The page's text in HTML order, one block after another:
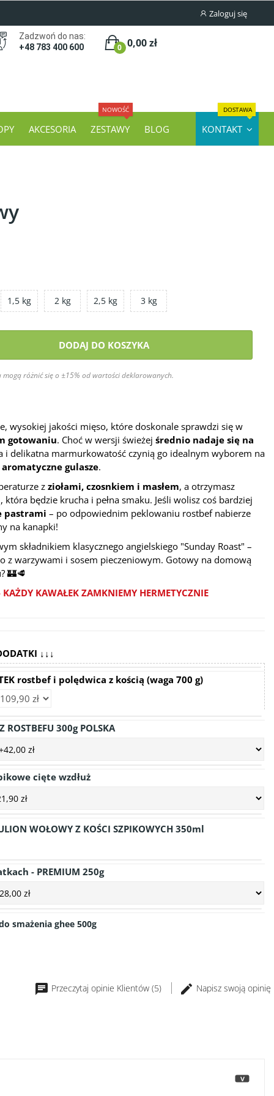
Zaloguj się
Zadzwoń do nas:
+48 783 400 600
0,00 zł
0
AKCESORIA ZESTAWY
NOWOŚĆ
BLOG KONTAKT
DOSTAWA
1,5 kg 2 kg 2,5 kg 3 kg
DODAJ DO KOSZYKA
różnić się o ±15% od wartości deklarowanych.
wysokiej jakości mięso, które doskonale sprawdzi się w
gotowaniu. Choć w wersji świeżej średnio nadaje się na
i delikatna marmurkowatość czynią go idealnym wyborem na
aromatyczne gulasze.
z ziołami, czosnkiem i masłem, a otrzymasz
, która będzie krucha i pełna smaku. Jeśli wolisz coś bardziej
pastrami – po odpowiednim peklowaniu rostbef nabierze
na kanapki!
składnikiem klasycznego angielskiego "Sunday Roast" –
z warzywami i sosem pieczeniowym. Gotowy na domową
🏰🥩
KAWAŁEK ZAMKNIEMY HERMETYCZNIE
↓↓↓
rostbef i polędwica z kością (waga 700 g)
ROSTBEFU 300g POLSKA
cięte wzdłuż
WOŁOWY Z KOŚCI SZPIKOWYCH 350ml
- PREMIUM 250g
smażenia ghee 500g
Przeczytaj opinie Klientów (5) Napisz swoją opinię
>